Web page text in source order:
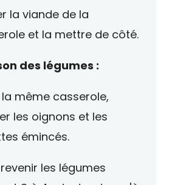
la viande de la
et la mettre de côté.
des légumes :
la même casserole,
les oignons et les
émincés.
les légumes